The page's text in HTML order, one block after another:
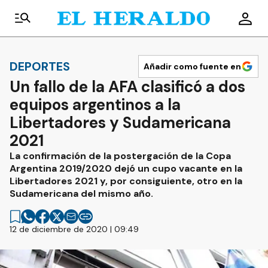
DEPORTES Añadir como fuente en
Un fallo de la AFA clasificó a dos
equipos argentinos a la
Libertadores y Sudamericana
2021
La confirmación de la postergación de la Copa
Argentina 2019/2020 dejó un cupo vacante en la
Libertadores 2021 y, por consiguiente, otro en la
Sudamericana del mismo año.
12 de diciembre de 2020 | 09:49